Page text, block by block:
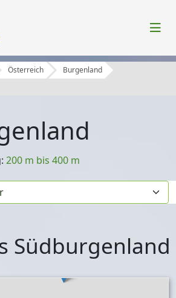
Österreich
Burgenland
200 m bis 400 m
Südburgenland